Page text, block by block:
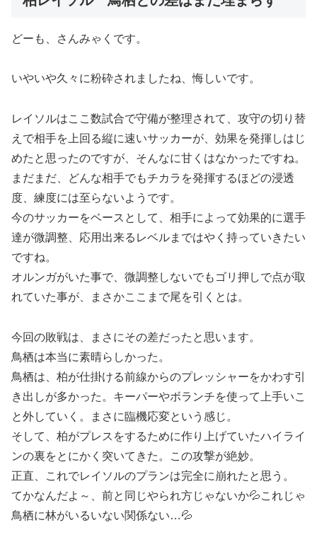
どーも、さんみゃくです。
いやいや久々に粉砕されましたね、悔しいです。
レイソルはここ数試合で守備が整理されて、攻守の切り替
えで相手を上回る縦に速いサッカーが、効果を発揮しはじ
めたと思ったのですが、そんなに甘くはなかったですね。
まだまだ、どんな相手でもチカラを発揮するほどの浸透
度、練度には至らないようです。
今のサッカーをベースとして、相手によって効果的に選手
達が微調整、応用出来るレベルまではやく持っていきたい
ですね。
オルンガがいた事で、微調整しないでもゴリ押しで点が取
れていた事が、まさかここまで尾を引くとは。
今回の敗戦は、まさにその差だったと思います。
鳥栖は本当に素晴らしかった。
鳥栖は、柏が仕掛ける前線からのプレッシャーをかわす引
き出しが多かった。キーパーやボランチを使って上手いこ
と外していく。まさに臨機応変という感じ。
そして、柏がプレスをするために作り上げていたハイライ
ンの裏をとにかく突いてきた。この攻撃が絶妙。
正直、これでレイソルのプランは完全に崩れたと思う。
てかなんだよ～、前と同じやられ方じゃないか💦これじゃ
鳥栖に林がいるいない関係ない…💦